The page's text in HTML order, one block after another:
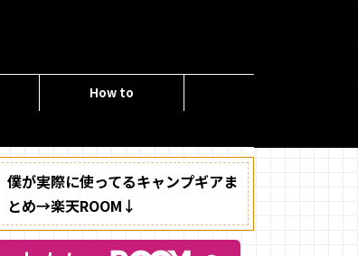
How to
僕が実際に使ってるキャンプギアま
とめ→楽天ROOM↓